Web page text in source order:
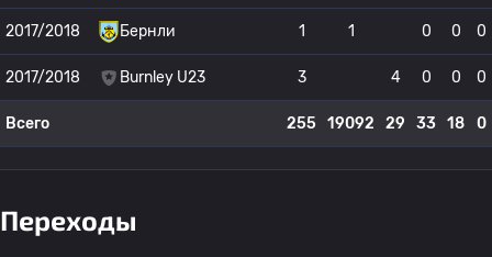
2017/2018 Бернли 1 1 0 0 0
2017/2018 Burnley U23 3 4 0 0 0
Всего 255 19092 29 33 18 0
Переходы